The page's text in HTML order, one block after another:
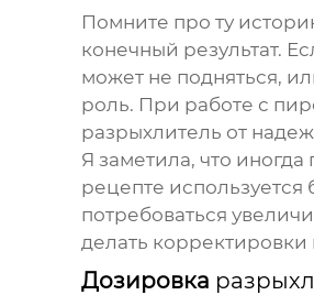
Помните про ту
конечный результат.
может не подняться,
роль. При работе с
разрыхлитель от
Я заметила, что
рецепте
потребоваться
делать корректировки
Дозировка